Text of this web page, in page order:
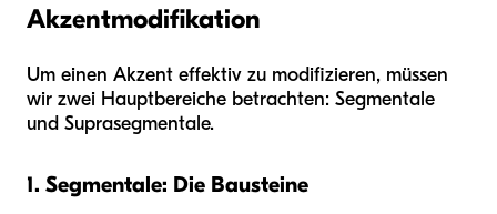
Akzentmodifikation
Um einen Akzent effektiv zu modifizieren, müssen
wir zwei Hauptbereiche betrachten: Segmentale
und Suprasegmentale.
1. Segmentale: Die Bausteine